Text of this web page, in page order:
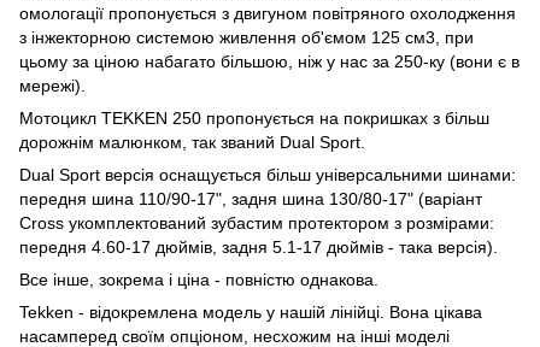
омологації пропонується з двигуном повітряного охолодження
з інжекторною системою живлення об'ємом 125 см3, при
цьому за ціною набагато більшою, ніж у нас за 250-ку (вони є в
мережі).
Мотоцикл TEKKEN 250 пропонується на покришках з більш
дорожнім малюнком, так званий Dual Sport.
Dual Sport версія оснащується більш універсальними шинами:
передня шина 110/90-17", задня шина 130/80-17" (варіант
Cross укомплектований зубастим протектором з розмірами:
передня 4.60-17 дюймів, задня 5.1-17 дюймів - така версія).
Все інше, зокрема і ціна - повністю однакова.
Tekken - відокремлена модель у нашій лінійці. Вона цікава
насамперед своїм опціоном, несхожим на інші моделі